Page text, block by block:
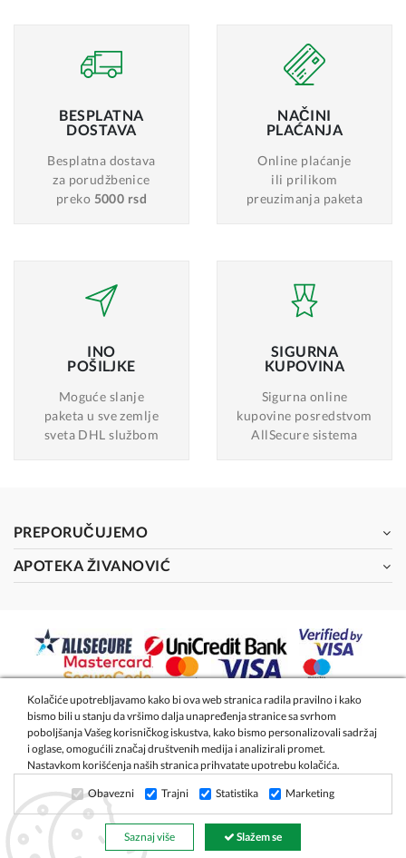
BESPLATNA
DOSTAVA
Besplatna dostava
za porudžbenice
preko 5000 rsd
NAČINI
PLAĆANJA
Online plaćanje
ili prilikom
preuzimanja paketa
INO
POŠILJKE
Moguće slanje
paketa u sve zemlje
sveta DHL službom
SIGURNA
KUPOVINA
Sigurna online
kupovine posredstvom
AllSecure sistema
PREPORUČUJEMO
APOTEKA ŽIVANOVIĆ
2026 - Apoteka Magistra Živanović
Kolačiće upotrebljavamo kako bi ova web stranica radila pravilno i kako
bismo bili u stanju da vršimo dalja unapređenja stranice sa svrhom
poboljšanja Vašeg korisničkog iskustva, kako bismo personalizovali sadržaj
i oglase, omogućili značaj društvenih medija i analizirali promet.
Nastavkom korišćenja naših stranica prihvatate upotrebu kolačića.
Obavezni Trajni Statistika Marketing
Saznaj više Slažem se